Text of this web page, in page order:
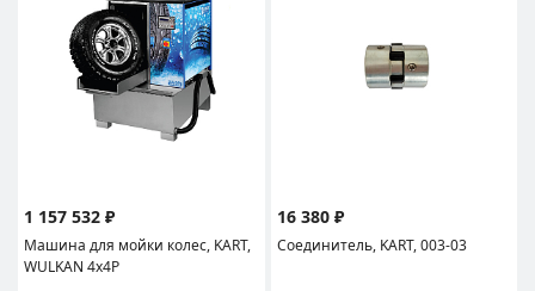
1 157 532 ₽
Машина для мойки колес, KART,
WULKAN 4x4P
16 380 ₽
Соединитель, KART, 003-03